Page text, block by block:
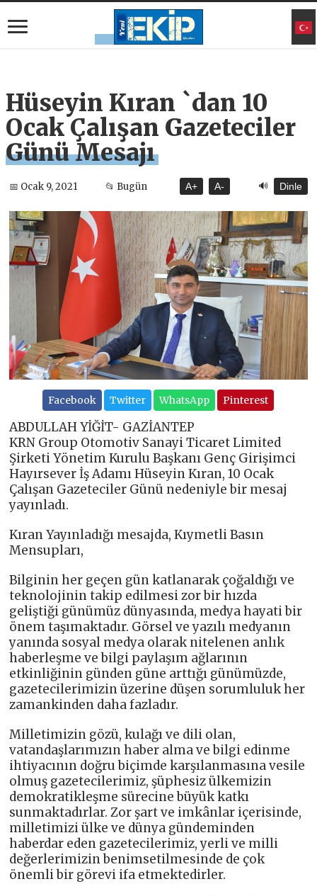
Hüseyin Kıran `dan 10
Ocak Çalışan Gazeteciler
Günü Mesajı
📅 Ocak 9, 2021 📂 Bugün A+ A- 🔊 Dinle
Facebook Twitter WhatsApp Pinterest
ABDULLAH YİĞİT- GAZİANTEP
KRN Group Otomotiv Sanayi Ticaret Limited
Şirketi Yönetim Kurulu Başkanı Genç Girişimci
Hayırsever İş Adamı Hüseyin Kıran, 10 Ocak
Çalışan Gazeteciler Günü nedeniyle bir mesaj
yayınladı.
Kıran Yayınladığı mesajda, Kıymetli Basın
Mensupları,
Bilginin her geçen gün katlanarak çoğaldığı ve
teknolojinin takip edilmesi zor bir hızda
geliştiği günümüz dünyasında, medya hayati bir
önem taşımaktadır. Görsel ve yazılı medyanın
yanında sosyal medya olarak nitelenen anlık
haberleşme ve bilgi paylaşım ağlarının
etkinliğinin günden güne arttığı günümüzde,
gazetecilerimizin üzerine düşen sorumluluk her
zamankinden daha fazladır.
Milletimizin gözü, kulağı ve dili olan,
vatandaşlarımızın haber alma ve bilgi edinme
ihtiyacının doğru biçimde karşılanmasına vesile
olmuş gazetecilerimiz, şüphesiz ülkemizin
demokratikleşme sürecine büyük katkı
sunmaktadırlar. Zor şart ve imkânlar içerisinde,
milletimizi ülke ve dünya gündeminden
haberdar eden gazetecilerimiz, yerli ve milli
değerlerimizin benimsetilmesinde de çok
önemli bir görevi ifa etmektedirler.